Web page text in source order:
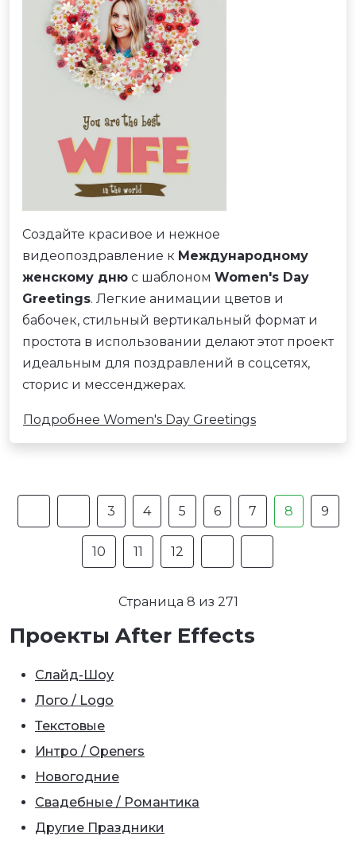
Создайте красивое и нежное
видеопоздравление к Международному
женскому дню с шаблоном Women's Day
Greetings. Легкие анимации цветов и
бабочек, стильный вертикальный формат и
простота в использовании делают этот проект
идеальным для поздравлений в соцсетях,
сторис и мессенджерах.
Подробнее Women's Day Greetings
3 4 5 6 7 8 9
10 11 12
Страница 8 из 271
Проекты After Effects
Слайд-Шоу
Лого / Logo
Текстовые
Интро / Openers
Новогодние
Свадебные / Романтика
Другие Праздники